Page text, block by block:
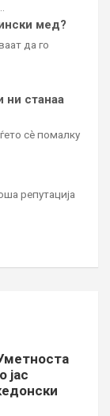
мед?
да го
ни станаа
сè помалку
репутација
јас